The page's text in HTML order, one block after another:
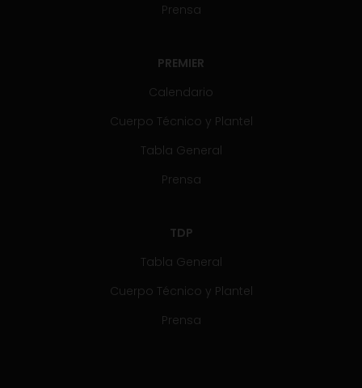
Prensa
PREMIER
Calendario
Cuerpo Técnico y Plantel
Tabla General
Prensa
TDP
Tabla General
Cuerpo Técnico y Plantel
Prensa